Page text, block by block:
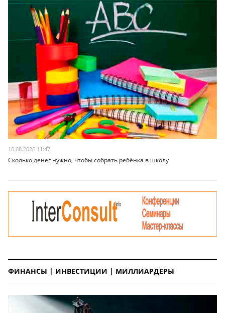
10.08.2026 11:47
Сколько денег нужно, чтобы собрать ребёнка в школу
ФИНАНСЫ | ИНВЕСТИЦИИ | МИЛЛИАРДЕРЫ